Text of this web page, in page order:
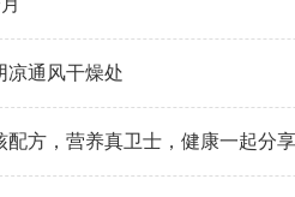
凉通风干燥处
配方，营养真卫士，健康一起分享